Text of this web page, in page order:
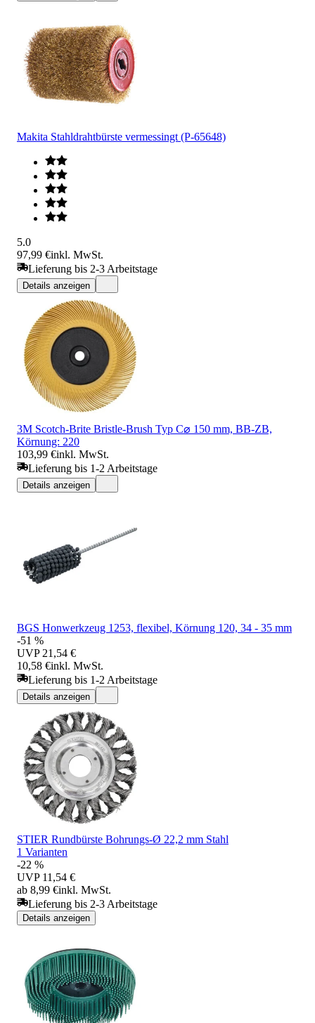
Makita Stahldrahtbürste vermessingt (P-65648)
5.0
97,99 €inkl. MwSt.
Lieferung bis 2-3 Arbeitstage
Details anzeigen
3M Scotch-Brite Bristle-Brush Typ C⌀ 150 mm, BB-ZB,
Körnung: 220
103,99 €inkl. MwSt.
Lieferung bis 1-2 Arbeitstage
Details anzeigen
BGS Honwerkzeug 1253, flexibel, Körnung 120, 34 - 35 mm
-51 %
UVP 21,54 €
10,58 €inkl. MwSt.
Lieferung bis 1-2 Arbeitstage
Details anzeigen
STIER Rundbürste Bohrungs-Ø 22,2 mm Stahl
1 Varianten
-22 %
UVP 11,54 €
ab 8,99 €inkl. MwSt.
Lieferung bis 2-3 Arbeitstage
Details anzeigen